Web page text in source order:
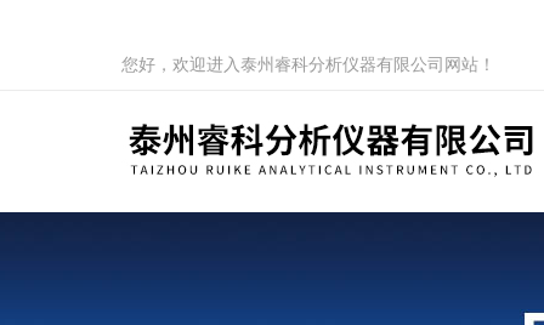
您好，欢迎进入泰州睿科分析仪器有限公司网站！